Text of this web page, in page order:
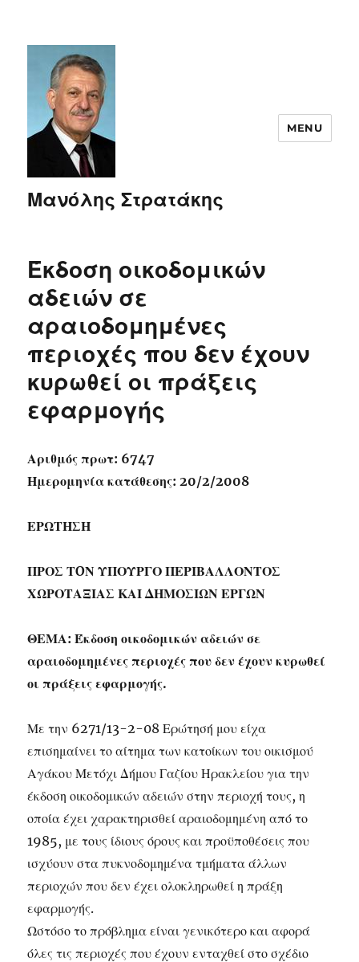
Μανόλης Στρατάκης
MENU
Έκδοση οικοδομικών
αδειών σε
αραιοδομημένες
περιοχές που δεν έχουν
κυρωθεί οι πράξεις
εφαρμογής
Αριθμός πρωτ: 6747
Ημερομηνία κατάθεσης: 20/2/2008
ΕΡΩΤΗΣΗ
ΠΡΟΣ ΤOΝ ΥΠΟΥΡΓΟ ΠΕΡΙΒΑΛΛΟΝΤΟΣ
ΧΩΡΟΤΑΞΙΑΣ ΚΑΙ ΔΗΜΟΣΙΩΝ ΕΡΓΩΝ
ΘΕΜΑ: Έκδοση οικοδομικών αδειών σε
αραιοδομημένες περιοχές που δεν έχουν κυρωθεί
οι πράξεις εφαρμογής.
Με την 6271/13-2-08 Ερώτησή μου είχα
επισημαίνει το αίτημα των κατοίκων του οικισμού
Αγάκου Μετόχι Δήμου Γαζίου Ηρακλείου για την
έκδοση οικοδομικών αδειών στην περιοχή τους, η
οποία έχει χαρακτηρισθεί αραιοδομημένη από το
1985, με τους ίδιους όρους και προϋποθέσεις που
ισχύουν στα πυκνοδομημένα τμήματα άλλων
περιοχών που δεν έχει ολοκληρωθεί η πράξη
εφαρμογής.
Ωστόσο το πρόβλημα είναι γενικότερο και αφορά
όλες τις περιοχές που έχουν ενταχθεί στο σχέδιο